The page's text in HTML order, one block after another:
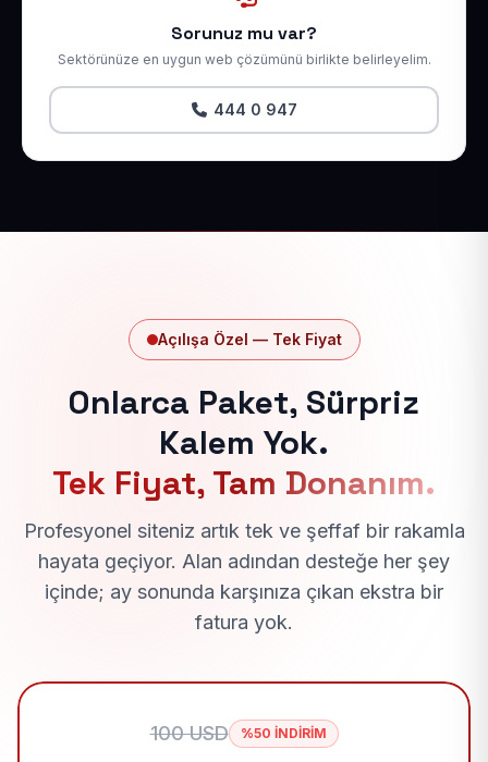
Sorunuz mu var?
Sektörünüze en uygun web çözümünü birlikte belirleyelim.
444 0 947
Açılışa Özel — Tek Fiyat
Onlarca Paket, Sürpriz
Kalem Yok.
Tek Fiyat, Tam Donanım.
Profesyonel siteniz artık tek ve şeffaf bir rakamla
hayata geçiyor. Alan adından desteğe her şey
içinde; ay sonunda karşınıza çıkan ekstra bir
fatura yok.
100 USD %50 İNDİRİM